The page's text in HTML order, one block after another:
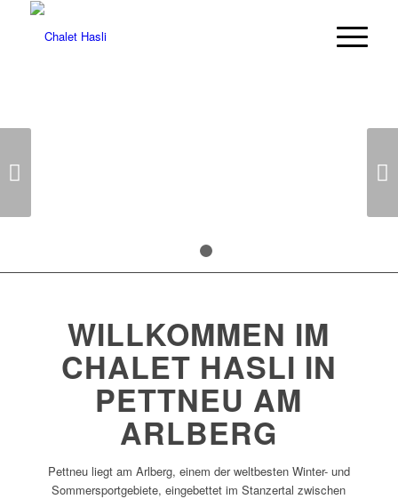
WILLKOMMEN IM
CHALET HASLI IN
PETTNEU AM
ARLBERG
Pettneu liegt am Arlberg, einem der weltbesten Winter- und
Sommersportgebiete, eingebettet im Stanzertal zwischen